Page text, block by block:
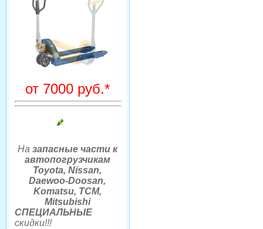
от 7000 руб.*
На запасные части к
автопогрузчикам
Toyota, Nissan,
Daewoo-Doosan,
Komatsu, TCM,
Mitsubishi
СПЕЦИАЛЬНЫЕ
скидки!!!